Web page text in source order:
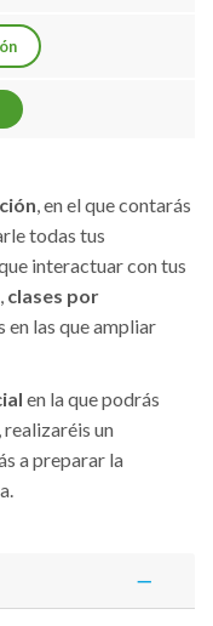
, en el que contarás
todas tus
interactuar con tus
clases por
en las que ampliar
en la que podrás
un
a preparar la